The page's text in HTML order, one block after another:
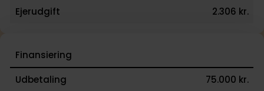
Ejerudgift
2.306 kr.
Finansiering
Udbetaling
75.000 kr.